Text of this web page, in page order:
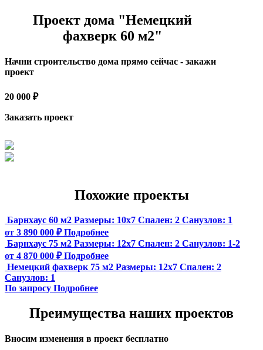
Проект дома "Немецкий
фахверк 60 м2"
Начни строительство дома прямо сейчас - закажи
проект
20 000 ₽
Заказать проект
Похожие проекты
Барнхаус 60 м2 Размеры: 10х7 Спален: 2 Санузлов: 1
от 3 890 000 ₽ Подробнее
Барнхаус 75 м2 Размеры: 12x7 Спален: 2 Санузлов: 1-2
от 4 870 000 ₽ Подробнее
Немецкий фахверк 75 м2 Размеры: 12x7 Спален: 2
Санузлов: 1
По запросу Подробнее
Преимущества наших проектов
Вносим изменения в проект бесплатно